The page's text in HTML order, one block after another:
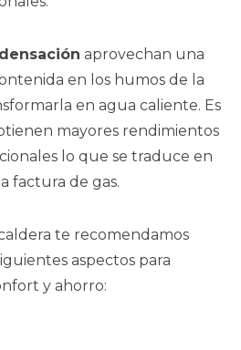
aprovechan una
en los humos de la
en agua caliente. Es
mayores rendimientos
lo que se traduce en
factura de gas.
te recomendamos
aspectos para
y ahorro: